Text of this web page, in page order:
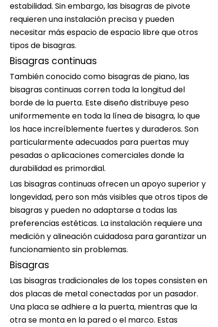
estabilidad. Sin embargo, las bisagras de pivote
requieren una instalación precisa y pueden
necesitar más espacio de espacio libre que otros
tipos de bisagras.
Bisagras continuas
También conocido como bisagras de piano, las
bisagras continuas corren toda la longitud del
borde de la puerta. Este diseño distribuye peso
uniformemente en toda la línea de bisagra, lo que
los hace increíblemente fuertes y duraderos. Son
particularmente adecuados para puertas muy
pesadas o aplicaciones comerciales donde la
durabilidad es primordial.
Las bisagras continuas ofrecen un apoyo superior y
longevidad, pero son más visibles que otros tipos de
bisagras y pueden no adaptarse a todas las
preferencias estéticas. La instalación requiere una
medición y alineación cuidadosa para garantizar un
funcionamiento sin problemas.
Bisagras
Las bisagras tradicionales de los topes consisten en
dos placas de metal conectadas por un pasador.
Una placa se adhiere a la puerta, mientras que la
otra se monta en la pared o el marco. Estas